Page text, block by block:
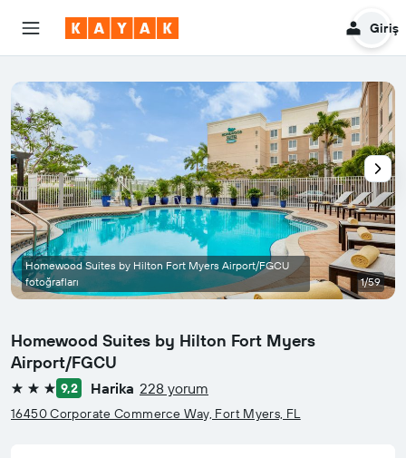
Giriş
Homewood Suites by Hilton Fort Myers
Airport/FGCU
3 yıldız 9,2 Harika 228 yorum
16450 Corporate Commerce Way, Fort Myers, FL
Homewood Suites by Hilton Fort Myers Airport/FGCU
fotoğrafları
1/59